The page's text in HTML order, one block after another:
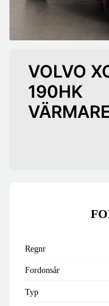
VOLVO
190HK
Regnr
Fordonsår
Typ